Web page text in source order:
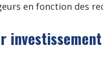
en fonction des
investissement